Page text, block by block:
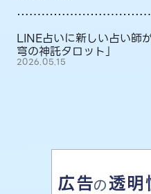
LINE占いに新しい占い師
穹の神託タロット」
2026.05.15